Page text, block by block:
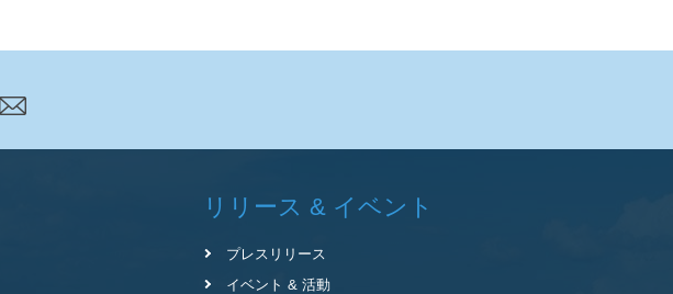
リリース & イベント
プレスリリース
イベント & 活動